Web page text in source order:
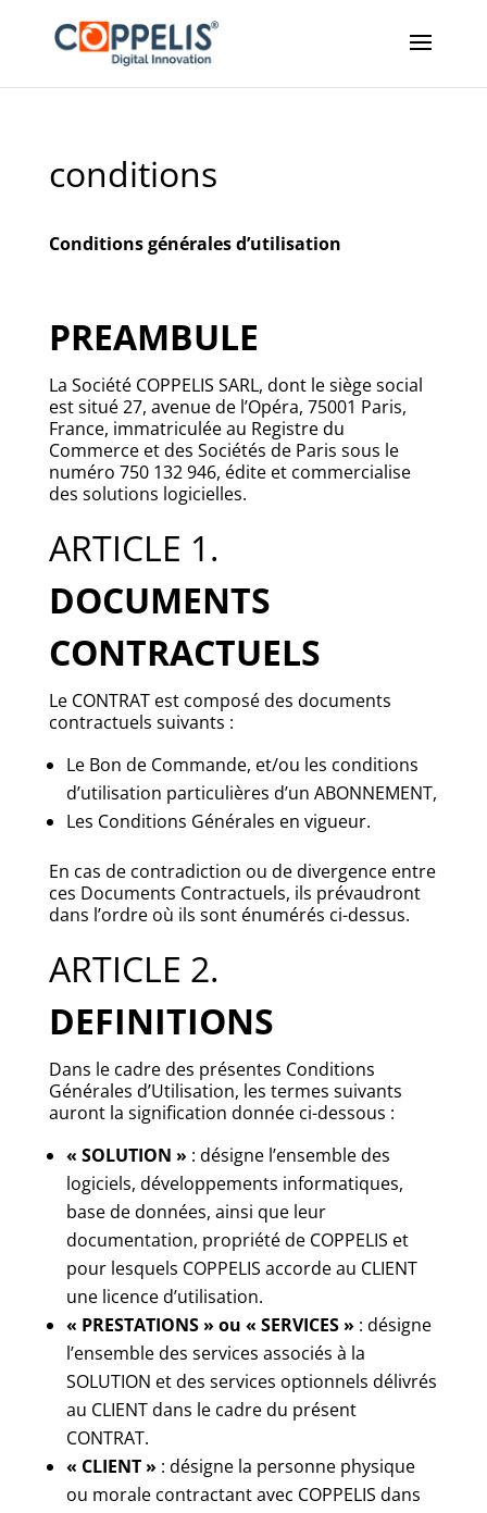
conditions
Conditions générales d’utilisation
PREAMBULE
La Société COPPELIS SARL, dont le siège social
est situé 27, avenue de l’Opéra, 75001 Paris,
France, immatriculée au Registre du
Commerce et des Sociétés de Paris sous le
numéro 750 132 946, édite et commercialise
des solutions logicielles.
ARTICLE 1.
DOCUMENTS
CONTRACTUELS
Le CONTRAT est composé des documents
contractuels suivants :
Le Bon de Commande, et/ou les conditions
d’utilisation particulières d’un ABONNEMENT,
Les Conditions Générales en vigueur.
En cas de contradiction ou de divergence entre
ces Documents Contractuels, ils prévaudront
dans l’ordre où ils sont énumérés ci-dessus.
ARTICLE 2.
DEFINITIONS
Dans le cadre des présentes Conditions
Générales d’Utilisation, les termes suivants
auront la signification donnée ci-dessous :
« SOLUTION » : désigne l’ensemble des
logiciels, développements informatiques,
base de données, ainsi que leur
documentation, propriété de COPPELIS et
pour lesquels COPPELIS accorde au CLIENT
une licence d’utilisation.
« PRESTATIONS » ou « SERVICES » : désigne
l’ensemble des services associés à la
SOLUTION et des services optionnels délivrés
au CLIENT dans le cadre du présent
CONTRAT.
« CLIENT » : désigne la personne physique
ou morale contractant avec COPPELIS dans